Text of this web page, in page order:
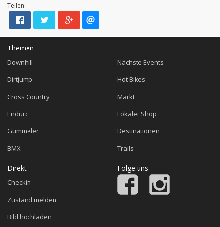
Teilen:
Themen
Downhill
Dirtjump
Cross Country
Enduro
Gümmeler
BMX
Nächste Events
Hot Bikes
Markt
Lokaler Shop
Destinationen
Trails
Direkt
Checkin
Zustand melden
Bild hochladen
Folge uns